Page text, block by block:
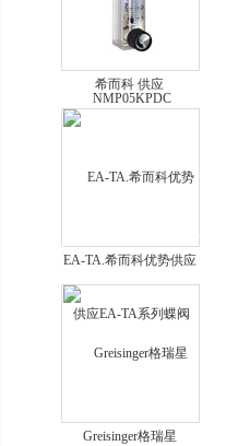
希而科 供应
HONSBERG RRH-025
EA-TA.希而科优势供应
EA-TA系列蝶阀
Greisinger格瑞星